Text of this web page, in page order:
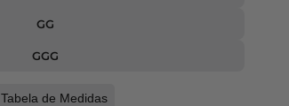
GG
GGG
Tabela de Medidas